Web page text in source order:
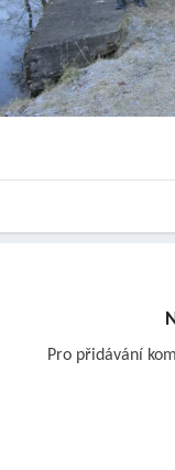
Pro přidávání